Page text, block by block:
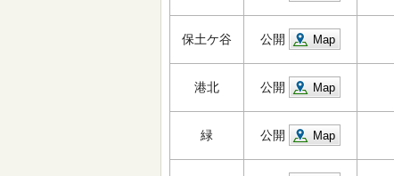
保土ケ谷 公開 Map
港北 公開 Map
緑 公開 Map